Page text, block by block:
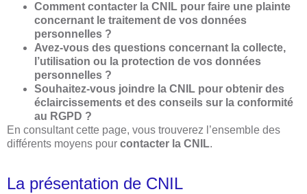
Comment contacter la CNIL pour faire une plainte
concernant le traitement de vos données
personnelles ?
Avez-vous des questions concernant la collecte,
l’utilisation ou la protection de vos données
personnelles ?
Souhaitez-vous joindre la CNIL pour obtenir des
éclaircissements et des conseils sur la conformité
au RGPD ?
En consultant cette page, vous trouverez l’ensemble des
différents moyens pour contacter la CNIL.
La présentation de CNIL